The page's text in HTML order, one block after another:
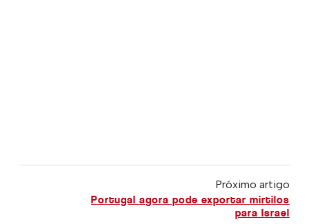
Próximo artigo
Portugal agora pode exportar mirtilos
para Israel